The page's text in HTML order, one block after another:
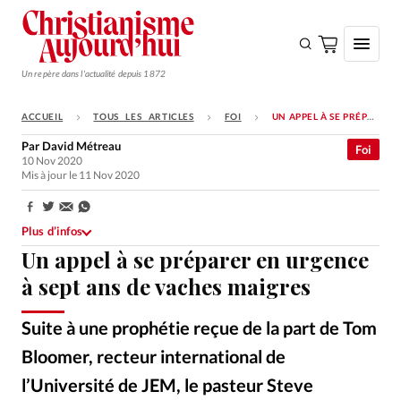
Un repère dans l'actualité depuis 1872
S'ABONNER
Monde
Opinions
Tous les articles
Faire un don
Emploi
Se connecter
ACCUEIL TOUS LES ARTICLES FOI UN APPEL À SE PRÉPARER EN URGENCE À SEPT ANS DE VACHES MAIGRES
Un appel à se préparer en urgence
à sept ans de vaches maigres
Suite à une prophétie reçue de la part de Tom
Bloomer, recteur international de
l’Université de JEM, le pasteur Steve
Foi
Par David Métreau
10 Nov 2020
Mis à jour le 11 Nov 2020
Partager:
Plus d’infos